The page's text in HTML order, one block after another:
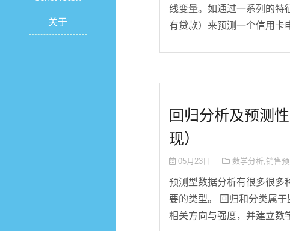
关于
线变量。如通过一系列的特
有贷款）来预测一个信用卡
回归分析及预测
现）
05月23日 数学分析,销售预
预测型数据分析有很多很多
要的类型。 回归和分类属于
相关方向与强度，并建立数